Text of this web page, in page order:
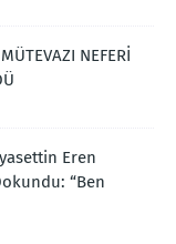
NEFERİ
Eren
“Ben